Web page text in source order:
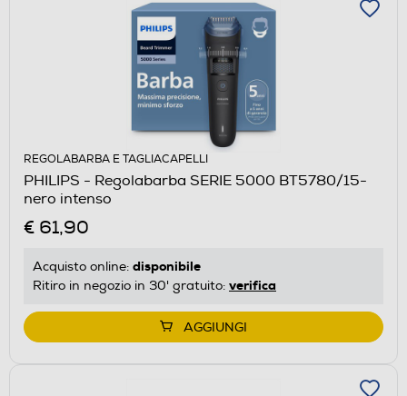
REGOLABARBA E TAGLIACAPELLI
PHILIPS - Regolabarba SERIE 5000 BT5780/15-
nero intenso
€ 61,90
Acquisto online: disponibile
Ritiro in negozio in 30' gratuito: verifica
AGGIUNGI